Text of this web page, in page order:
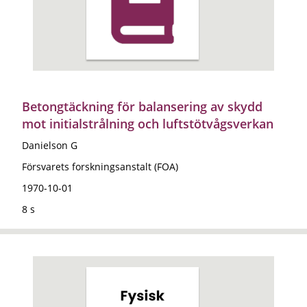
Betongtäckning för balansering av skydd
mot initialstrålning och luftstötvågsverkan
Danielson G
Försvarets forskningsanstalt (FOA)
1970-10-01
8 s